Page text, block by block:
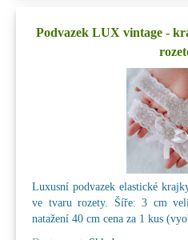
Podvazek LUX vintage -
Luxusní podvazek elastické
ve tvaru rozety. Šíře: 3 cm
natažení 40 cm cena za 1 kus